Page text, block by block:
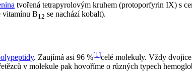
tvořená tetrapyrolovým kruhem (protoporfyrin IX) s
vitamínu B12 se nachází kobalt).
. Zaujímá asi 96 %[1 ]celé molekuly. Vždy
v molekule pak hovoříme o různých typech